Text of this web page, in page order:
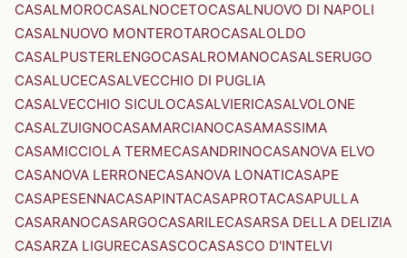
CASALMOROCASALNOCETOCASALNUOVO DI NAPOLI
CASALNUOVO MONTEROTAROCASALOLDO
CASALPUSTERLENGOCASALROMANOCASALSERUGO
CASALUCECASALVECCHIO DI PUGLIA
CASALVECCHIO SICULOCASALVIERICASALVOLONE
CASALZUIGNOCASAMARCIANOCASAMASSIMA
CASAMICCIOLA TERMECASANDRINOCASANOVA ELVO
CASANOVA LERRONECASANOVA LONATICASAPE
CASAPESENNACASAPINTACASAPROTACASAPULLA
CASARANOCASARGOCASARILECASARSA DELLA DELIZIA
CASARZA LIGURECASASCOCASASCO D'INTELVI